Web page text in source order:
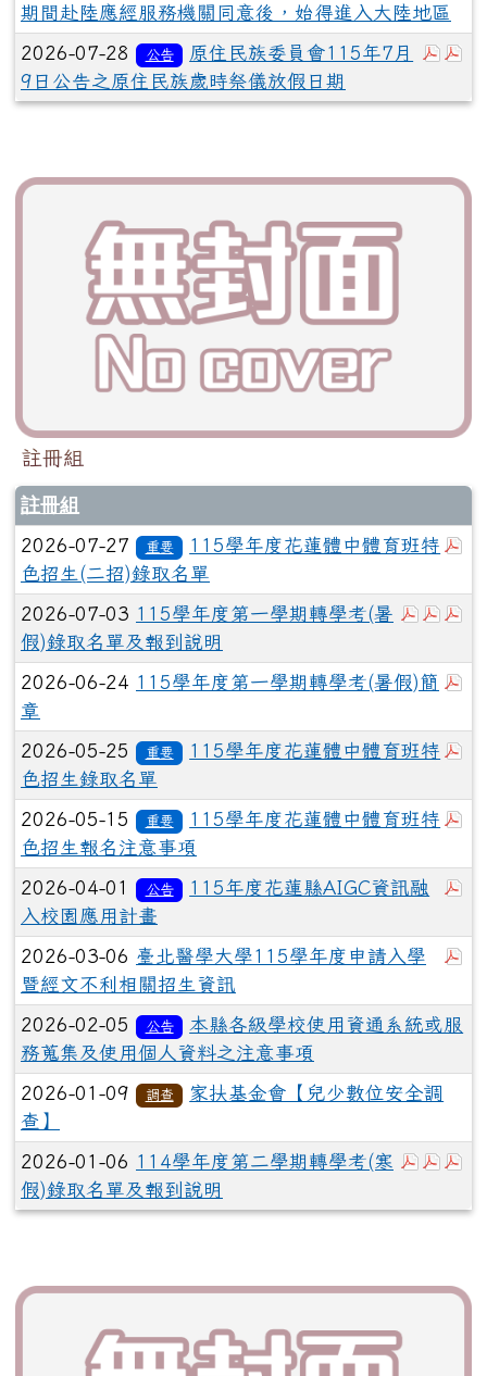
期間赴陸應經服務機關同意後，始得進入大陸地區
於
2026-07-28 公告
原住民族委員會115年7月
9日公告之原住民族歲時祭儀放假日期
註冊組
註冊組
2026-07-27 重要
115學年度花蓮體中體育班特
色招生(二招)錄取名單
於彈
於
2026-07-03 115學年度第一學期轉學考(暑
假)錄取名單及報到說明
2026-06-24 115學年度第一學期轉學考(暑假)簡
章
2026-05-25 重要
115學年度花蓮體中體育班特
色招生錄取名單
2026-05-15 重要
115學年度花蓮體中體育班特
色招生報名注意事項
2026-04-01 公告
115年度花蓮縣AIGC資訊融
入校園應用計畫
2026-03-06 臺北醫學大學115學年度申請入學
暨經文不利相關招生資訊
2026-02-05 公告
本縣各級學校使用資通系統或服
務蒐集及使用個人資料之注意事項
2026-01-09 調查
家扶基金會【兒少數位安全調
查】
於彈
於
2026-01-06 114學年度第二學期轉學考(寒
假)錄取名單及報到說明